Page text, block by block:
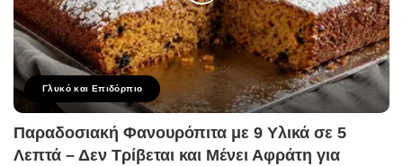
Γλυκό και Επιδόρπιο
Παραδοσιακή Φανουρόπιτα με 9 Υλικά σε 5
Λεπτά – Δεν Τρίβεται και Μένει Αφράτη για